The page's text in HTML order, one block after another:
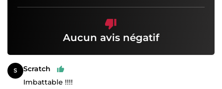
Aucun avis négatif
Scratch
Imbattable !!!!